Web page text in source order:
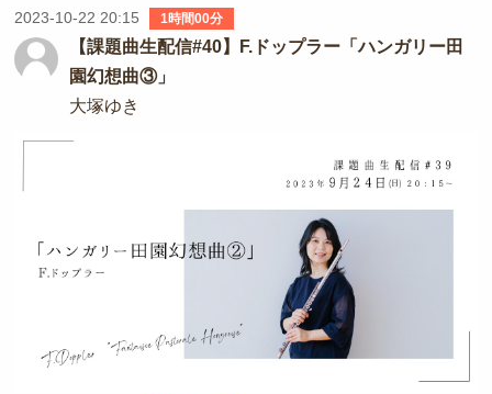
2023-10-22 20:15 1時間00分
【課題曲生配信#40】F.ドップラー「ハンガリー田
園幻想曲③」
大塚ゆき